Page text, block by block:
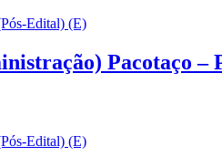
Pacotaço –